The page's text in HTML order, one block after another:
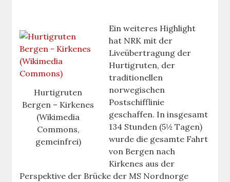
Hurtigruten
Bergen – Kirkenes
(Wikimedia
Commons,
gemeinfrei)
Ein weiteres Highlight
hat NRK mit der
Liveübertragung der
Hurtigruten, der
traditionellen
norwegischen
Postschifflinie
geschaffen. In insgesamt
134 Stunden (5½ Tagen)
wurde die gesamte Fahrt
von Bergen nach
Kirkenes aus der
Perspektive der Brücke der MS Nordnorge